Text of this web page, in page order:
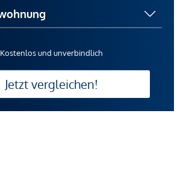
Kostenlos und unverbindlich
Jetzt vergleichen!